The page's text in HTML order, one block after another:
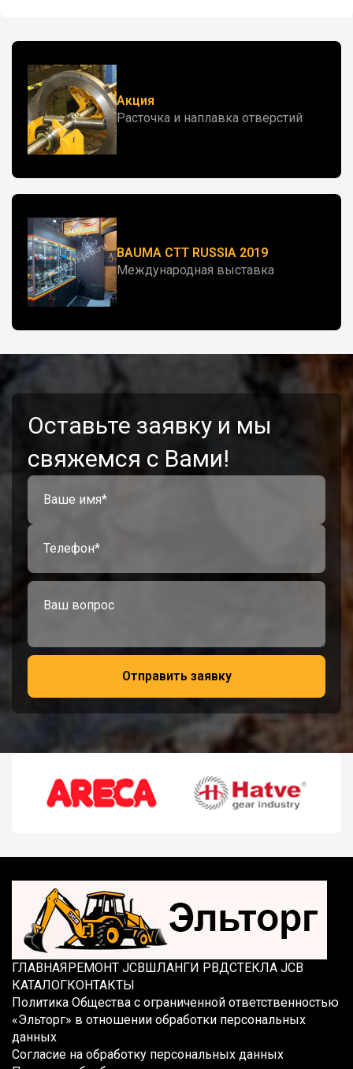
Акция
Расточка и наплавка отверстий
BAUMA CTT RUSSIA 2019
Международная выставка
Оставьте заявку и мы
свяжемся с Вами!
Отправить заявку
ГЛАВНАЯРЕМОНТ JCBШЛАНГИ РВДСТЕКЛА JCB
КАТАЛОГКОНТАКТЫ
Политика Общества с ограниченной ответственностью
«Эльторг» в отношении обработки персональных
данных
Согласие на обработку персональных данных